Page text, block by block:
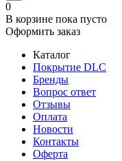
0
В корзине пока пусто
Оформить заказ
Каталог
Покрытие DLC
Бренды
Вопрос ответ
Отзывы
Оплата
Новости
Контакты
Оферта